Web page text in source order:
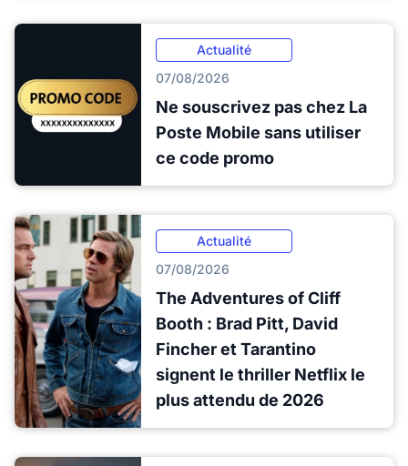
Actualité
07/08/2026
Ne souscrivez pas chez La
Poste Mobile sans utiliser
ce code promo
Actualité
07/08/2026
The Adventures of Cliff
Booth : Brad Pitt, David
Fincher et Tarantino
signent le thriller Netflix le
plus attendu de 2026